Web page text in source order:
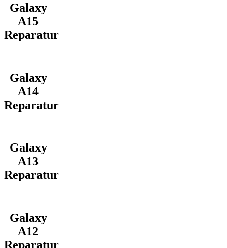
Galaxy
A15
Reparatur
Galaxy
A14
Reparatur
Galaxy
A13
Reparatur
Galaxy
A12
Reparatur